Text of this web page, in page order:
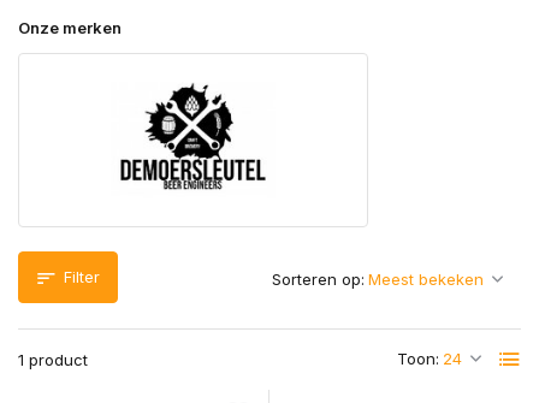
Onze merken
Filter
1 product Toon:
Sorteren op: